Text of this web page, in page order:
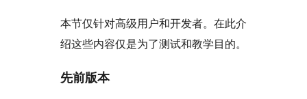
本节仅针对高级用户和开发者。在此介
绍这些内容仅是为了测试和教学目的。
先前版本